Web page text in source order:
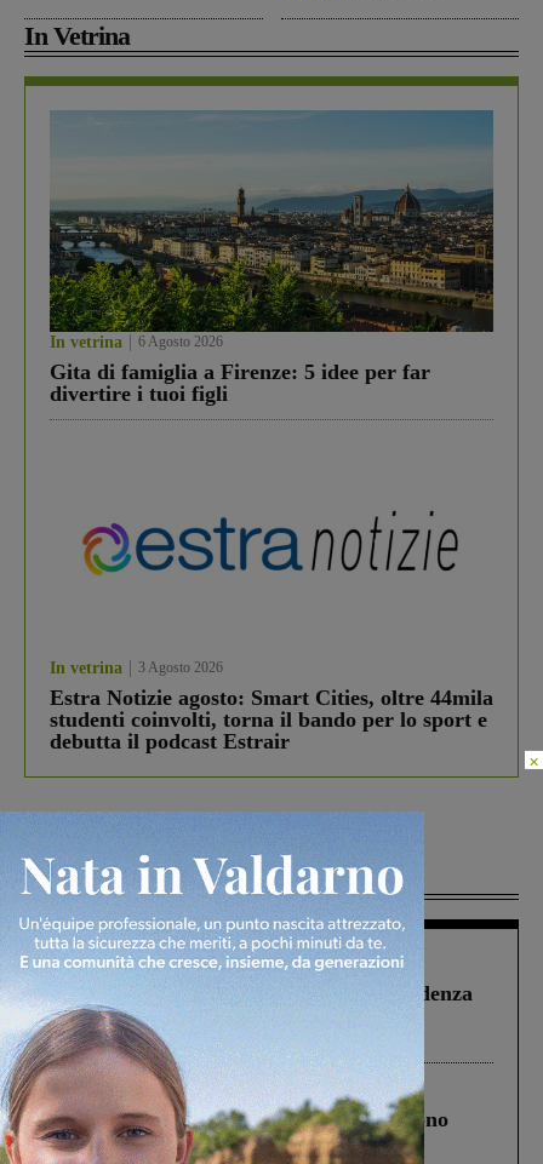
In Vetrina
In vetrina 6 Agosto 2026
Gita di famiglia a Firenze: 5 idee per far
divertire i tuoi figli
In vetrina 3 Agosto 2026
Estra Notizie agosto: Smart Cities, oltre 44mila
studenti coinvolti, torna il bando per lo sport e
debutta il podcast Estrair
Più lette
Figline Incisa Valdarno 1 Agosto 2026
Piscina di Figline finanziata oltre la scadenza
Pnrr, il gruppo di Fratelli d’Italia: “Un
ringraziamento al Governo”
Cronaca 4 Agosto 2026
Un anno fa la strage in A1 in cui morirono
Gianni, Giulia e Franco. Lo schianto, il
×